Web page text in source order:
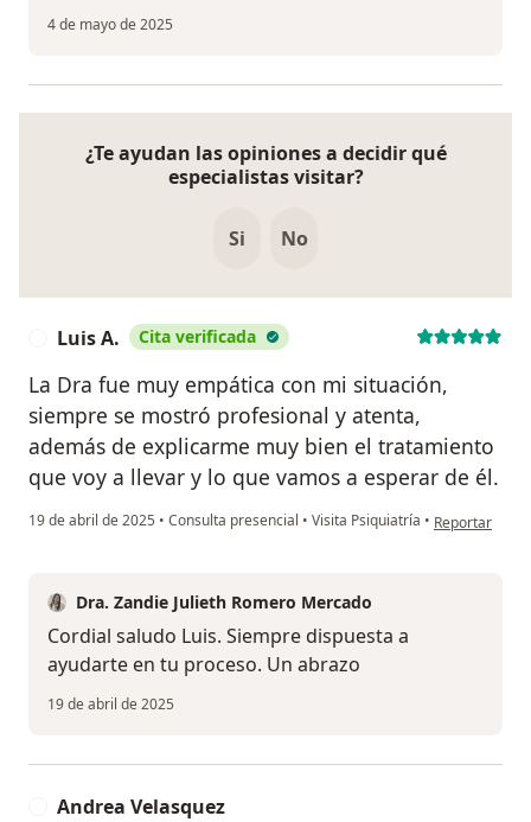
4 de mayo de 2025
¿Te ayudan las opiniones a decidir qué
especialistas visitar?
Si No
Luis A. Cita verificada
La Dra fue muy empática con mi situación,
siempre se mostró profesional y atenta,
además de explicarme muy bien el tratamiento
que voy a llevar y lo que vamos a esperar de él.
19 de abril de 2025 • Consulta presencial • Visita Psiquiatría • en opinión del
Reportar
Dra. Zandie Julieth Romero Mercado
Cordial saludo Luis. Siempre dispuesta a
ayudarte en tu proceso. Un abrazo
19 de abril de 2025
Andrea Velasquez